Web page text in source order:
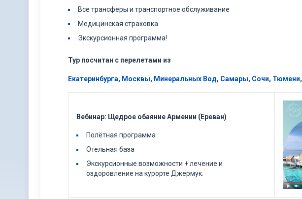
Все трансферы и транспортное обслуживание
Медицинская страховка
Экскурсионная программа!
Тур посчитан с перелетами из
Екатеринбурга, Москвы, Минеральных Вод, Самары, Сочи, Тюмени,
Вебинар: Щедрое обаяние Армении (Ереван)
Полётная программа
Отельная база
Экскурсионные возможности + лечение и
оздоровление на курорте Джермук.